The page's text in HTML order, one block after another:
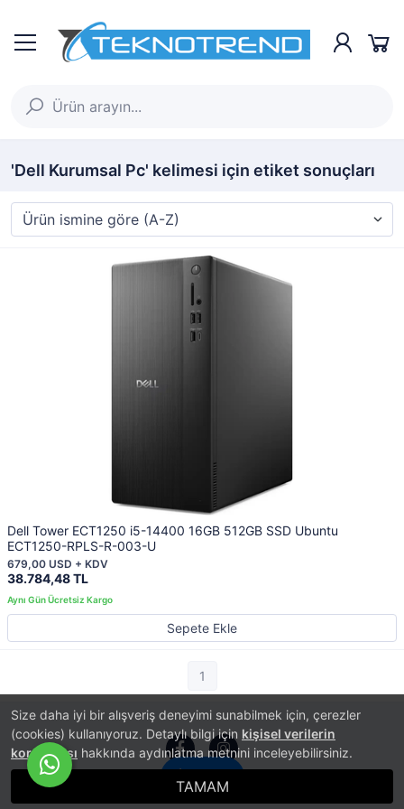
Size daha iyi bir alışveriş deneyimi sunabilmek için, çerezler
(cookies) kullanıyoruz. Detaylı bilgi için kişisel verilerin
korunması hakkında aydınlatma metnini inceleyebilirsiniz.
TAMAM
'Dell Kurumsal Pc' kelimesi için etiket sonuçları
Dell Tower ECT1250 i5-14400 16GB 512GB SSD Ubuntu
ECT1250-RPLS-R-003-U
38.784,48 TL
679,00 USD + KDV
Sepete Ekle
1
İletişim
E-Ticaret Sistemi